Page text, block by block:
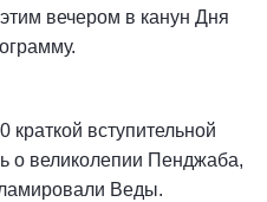
вечером в канун Дня
вступительной
о великолепии Пенджаба,
Веды.